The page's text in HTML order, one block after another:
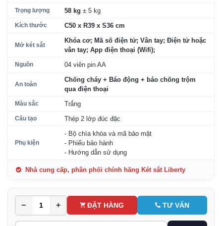
Trọng lượng 58 kg ± 5 kg
Kích thước C50 x R39 x S36 cm
Mở két sắt
Khóa cơ; Mã số điện tử; Vân tay; Điện tử hoặc
vân tay; App điện thoại (Wifi);
Nguồn 04 viên pin AA
An toàn
Chống cháy + Báo động + báo chống trộm
qua điện thoại
Màu sắc Trắng
Cấu tạo Thép 2 lớp đúc đặc
Phụ kiện
- Bộ chìa khóa và mã bảo mật
- Phiếu bảo hành
- Hướng dẫn sử dụng
Nhà cung cấp, phân phối chính hãng Két sắt Liberty
− + ĐẶT HÀNG TƯ VẤN